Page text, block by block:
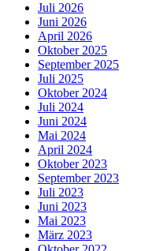
Juli 2026
Juni 2026
April 2026
Oktober 2025
September 2025
Juli 2025
Oktober 2024
Juli 2024
Juni 2024
Mai 2024
April 2024
Oktober 2023
September 2023
Juli 2023
Juni 2023
Mai 2023
März 2023